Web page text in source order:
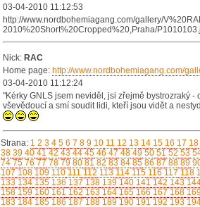
03-04-2010 11:12:53
http://www.nordbohemiagang.com/gallery/
2010%20Short%20Cropped%20,Praha/
Nick: RAC
Home page: http://www.nordbohemiagang.com/
03-04-2010 11:12:24
"Kérky GNLS jsem neviděl, jsi zřejmě bystrozraký
vševědoucí a smí soudit lidi, kteří jsou vidět a
Strana: 1 2 3 4 5 6 7 8 9 10 11 12 13 14 15 16 17 18
38 39 40 41 42 43 44 45 46 47 48 49 50 51 52 53
74 75 76 77 78 79 80 81 82 83 84 85 86 87 88 89
107 108 109 110 111 112 113 114 115 116 117 118
133 134 135 136 137 138 139 140 141 142 143
158 159 160 161 162 163 164 165 166 167 168
183 184 185 186 187 188 189 190 191 192 193